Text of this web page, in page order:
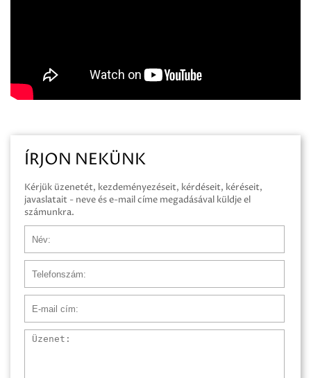
ÍRJON NEKÜNK
Kérjük üzenetét, kezdeményezéseit, kérdéseit, kéréseit,
javaslatait - neve és e-mail címe megadásával küldje el
számunkra.
Üzenet